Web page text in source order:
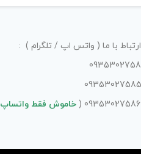
ارتباط با ما ( واتس اپ / تلگرام ) :
خاموش فقط واتساپ